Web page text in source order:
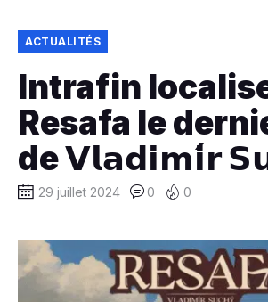
Previews
Tops, Conseils &
Guides d’achat
Financement
participatif
Français
ACTUALITÉS
Intrafin
Resafa le
de 𝗩𝗹𝗮𝗱𝗶𝗺𝗶́𝗿
29 juillet 2024 0 0